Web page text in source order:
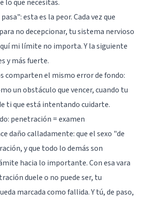
lo que necesitas.
esta es la peor. Cada vez que
no decepcionar, tu sistema nervioso
mi límite no importa. Y la siguiente
y más fuerte.
comparten el mismo error de fondo:
un obstáculo que vencer, cuando tu
ti que está intentando cuidarte.
penetración = examen
daño calladamente: que el sexo "de
y que todo lo demás son
hacia lo importante. Con esa vara
duele o no puede ser, tu
marcada como fallida. Y tú, de paso,